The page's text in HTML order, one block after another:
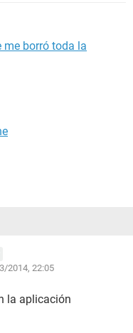
me borró toda la
2014, 22:05
la aplicación